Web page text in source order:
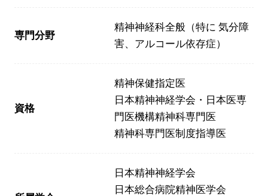
専門分野
精神神経科全般（特に 気分障
害、アルコール依存症）
資格
精神保健指定医
日本精神神経学会・日本医専
門医機構精神科専門医
精神科専門医制度指導医
日本精神神経学会
日本総合病院精神医学会